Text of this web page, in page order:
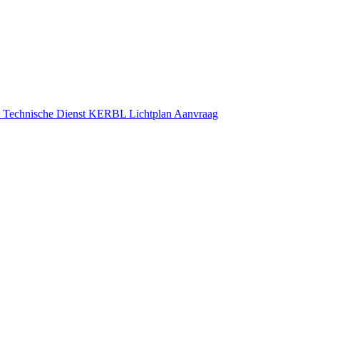
Technische Dienst KERBL Lichtplan Aanvraag